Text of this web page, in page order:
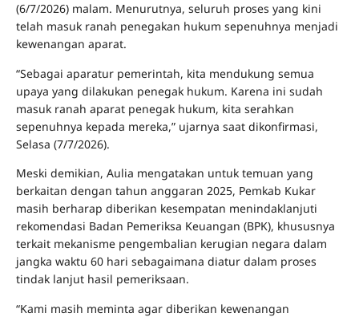
(6/7/2026) malam. Menurutnya, seluruh proses yang kini
telah masuk ranah penegakan hukum sepenuhnya menjadi
kewenangan aparat.
“Sebagai aparatur pemerintah, kita mendukung semua
upaya yang dilakukan penegak hukum. Karena ini sudah
masuk ranah aparat penegak hukum, kita serahkan
sepenuhnya kepada mereka,” ujarnya saat dikonfirmasi,
Selasa (7/7/2026).
Meski demikian, Aulia mengatakan untuk temuan yang
berkaitan dengan tahun anggaran 2025, Pemkab Kukar
masih berharap diberikan kesempatan menindaklanjuti
rekomendasi Badan Pemeriksa Keuangan (BPK), khususnya
terkait mekanisme pengembalian kerugian negara dalam
jangka waktu 60 hari sebagaimana diatur dalam proses
tindak lanjut hasil pemeriksaan.
“Kami masih meminta agar diberikan kewenangan